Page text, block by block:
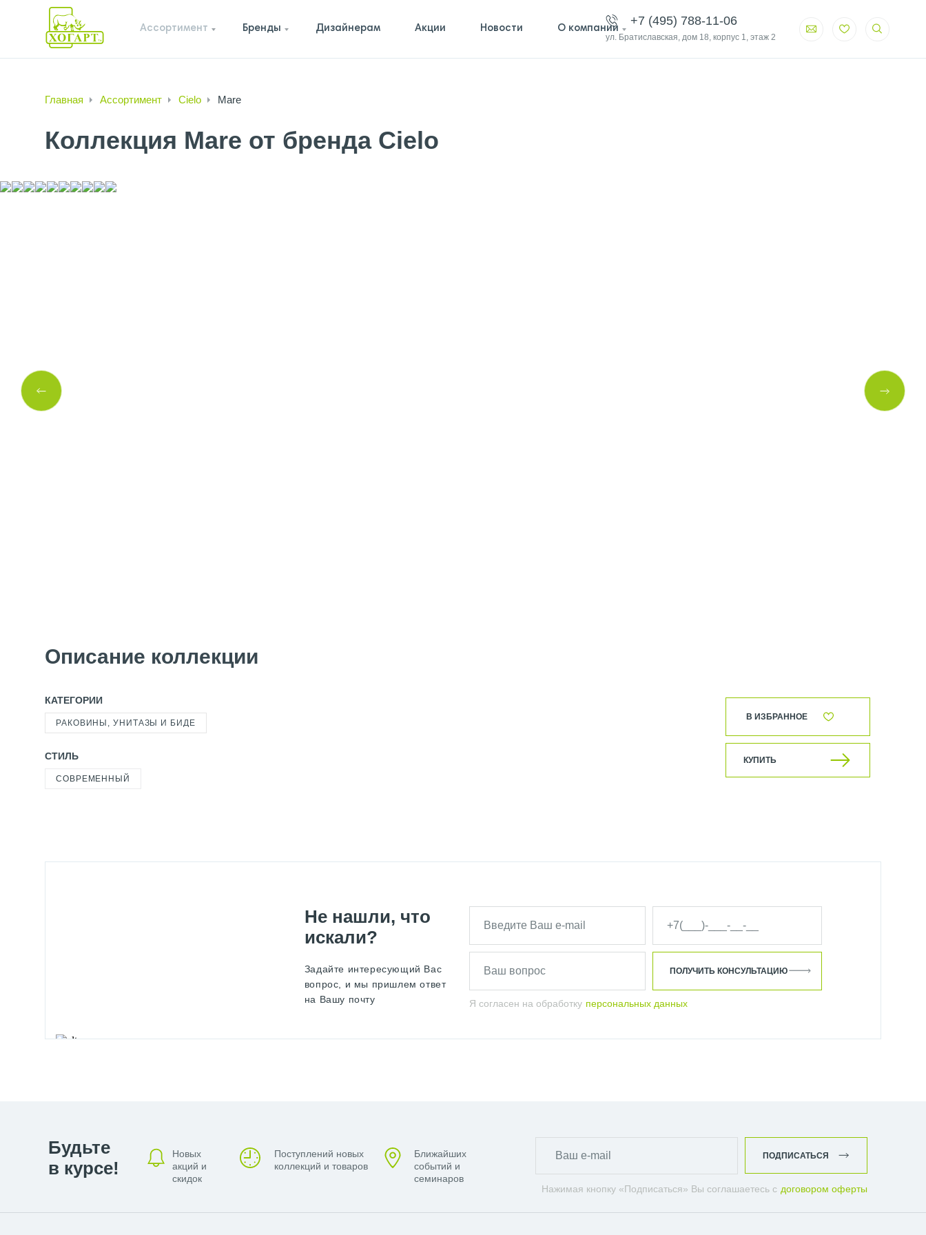
Ассортимент Бренды Дизайнерам Акции Новости О компании
+7 (495) 788-11-06
ул. Братиславская, дом 18, корпус 1, этаж 2
Главная Ассортимент Cielo Mare
Коллекция Mare от бренда Cielo
Описание коллекции
КАТЕГОРИИ
РАКОВИНЫ, УНИТАЗЫ И БИДЕ
СТИЛЬ
СОВРЕМЕННЫЙ
В ИЗБРАННОЕ
КУПИТЬ
Не нашли, что
искали?
Задайте интересующий Вас
вопрос, и мы пришлем ответ
на Вашу почту
Я согласен на обработку персональных данных
ПОЛУЧИТЬ КОНСУЛЬТАЦИЮ
Будьте
в курсе!
Новых
акций и
скидок
Поступлений новых
коллекций и товаров
Ближайших
событий и
семинаров
Нажимая кнопку «Подписаться» Вы соглашаетесь с договором оферты
ПОДПИСАТЬСЯ